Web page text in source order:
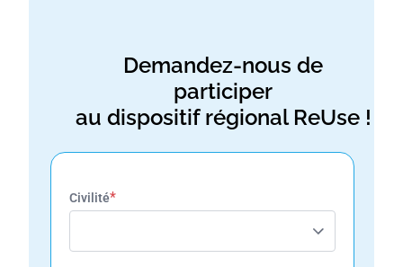
Demandez-nous de
participer
au dispositif régional ReUse !
Civilité*